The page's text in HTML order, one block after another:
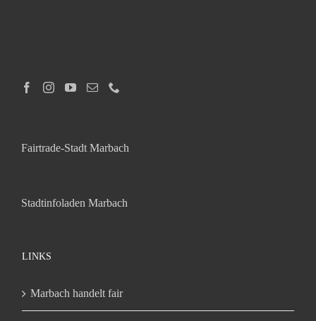
Fairtrade-Stadt Marbach
Stadtinfoladen Marbach
LINKS
Marbach handelt fair